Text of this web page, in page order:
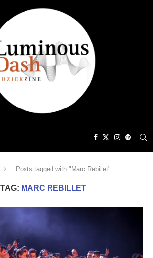
Posts tagged with "Marc Rebillet"
TAG: MARC REBILLET